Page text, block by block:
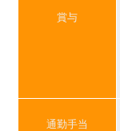
賞与
通勤手当